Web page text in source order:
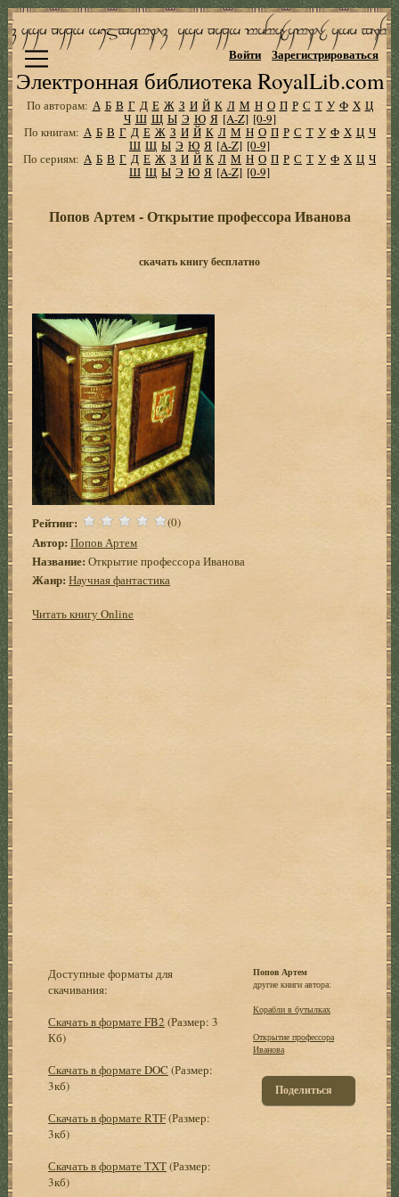
Электронная библиотека RoyalLib.com
Войти Зарегистрироваться
По авторам: А Б В Г Д Е Ж З И Й К Л М Н О П Р С Т У Ф Х Ц
Ч Ш Щ Ы Э Ю Я [A-Z] [0-9]
По книгам: А Б В Г Д Е Ж З И Й К Л М Н О П Р С Т У Ф Х Ц Ч
Ш Щ Ы Э Ю Я [A-Z] [0-9]
По сериям: А Б В Г Д Е Ж З И Й К Л М Н О П Р С Т У Ф Х Ц Ч
Ш Щ Ы Э Ю Я [A-Z] [0-9]
Попов Артем - Открытие профессора Иванова
скачать книгу бесплатно
Рейтинг: (0)
Автор: Попов Артем
Название: Открытие профессора Иванова
Жанр: Научная фантастика
Читать книгу Online
Доступные форматы для
скачивания:
Скачать в формате FB2 (Размер: 3
Кб)
Скачать в формате DOC (Размер:
3кб)
Скачать в формате RTF(Размер:
3кб)
Скачать в формате TXT(Размер:
3кб)
Попов Артем
другие книги автора:
Корабли в бутылках
Открытие профессора
Иванова
Поделиться